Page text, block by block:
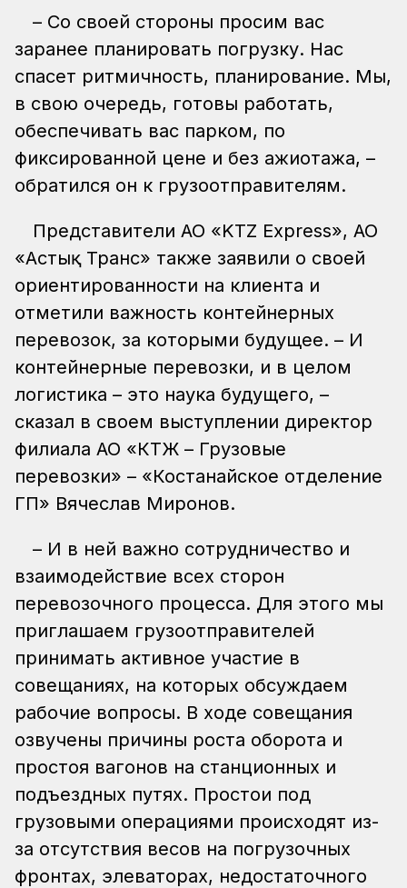
– Со своей стороны просим вас
заранее планировать погрузку. Нас
спасет ритмичность, планирование. Мы,
в свою очередь, готовы работать,
обеспечивать вас парком, по
фиксированной цене и без ажиотажа, –
обратился он к грузоотправителям.
Представители АО «KTZ Express», АО
«Астық Транс» также заявили о своей
ориентированности на клиента и
отметили важность контейнерных
перевозок, за которыми будущее. – И
контейнерные перевозки, и в целом
логистика – это наука будущего, –
сказал в своем выступлении директор
филиала АО «КТЖ – Грузовые
перевозки» – «Костанайское отделение
ГП» Вячеслав Миронов.
– И в ней важно сотрудничество и
взаимодействие всех сторон
перевозочного процесса. Для этого мы
приглашаем грузоотправителей
принимать активное участие в
совещаниях, на которых обсуждаем
рабочие вопросы. В ходе совещания
озвучены причины роста оборота и
простоя вагонов на станционных и
подъездных путях. Простои под
грузовыми операциями происходят из-
за отсутствия весов на погрузочных
фронтах, элеваторах, недостаточного